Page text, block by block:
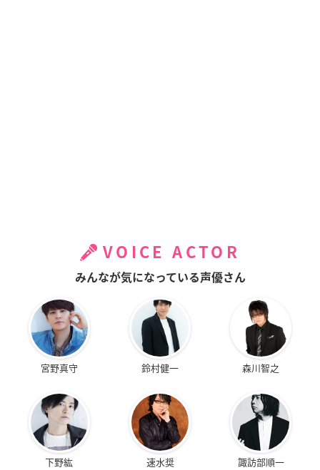
VOICE ACTOR
みんなが気になっている声優さん
宮野真守 鈴村健一 森川智之
下野紘 速水奨 諏訪部順一